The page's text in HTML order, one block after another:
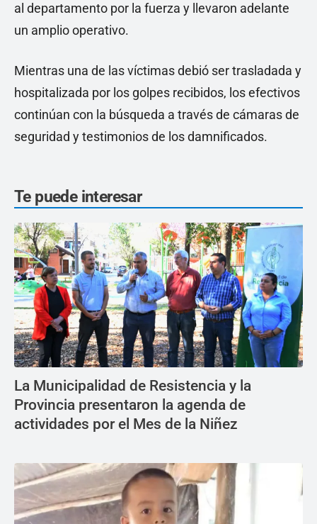
al departamento por la fuerza y llevaron adelante
un amplio operativo.
Mientras una de las víctimas debió ser trasladada y
hospitalizada por los golpes recibidos, los efectivos
continúan con la búsqueda a través de cámaras de
seguridad y testimonios de los damnificados.
Te puede interesar
La Municipalidad de Resistencia y la
Provincia presentaron la agenda de
actividades por el Mes de la Niñez